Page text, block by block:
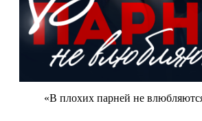
«В плохих парней не